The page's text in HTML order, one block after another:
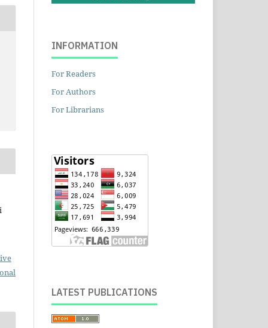
INFORMATION
For Readers
For Authors
For Librarians
LATEST PUBLICATIONS